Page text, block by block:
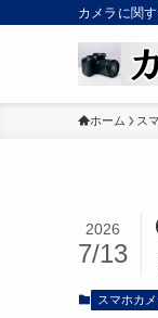
カメラに関
ホーム ス
2026
7/13
スマホカメ